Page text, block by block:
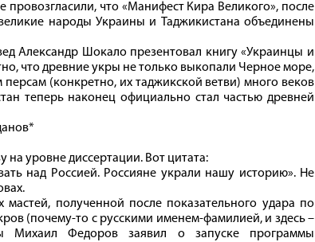
провозгласили, что «Манифест Кира Великого», после
народы Украины и Таджикистана объединены
Александр Шокало презентовал книгу «Украинцы и
что древние укры не только выкопали Черное море,
(конкретно, их таджикской ветви) много веков
теперь наконец официально стал частью древней
на уровне диссертации. Вот цитата:
над Россией. Россияне украли нашу историю». Не
полученной после показательного удара по
(почему-то с русскими именем-фамилией, и здесь –
Михаил Федоров заявил о запуске программы